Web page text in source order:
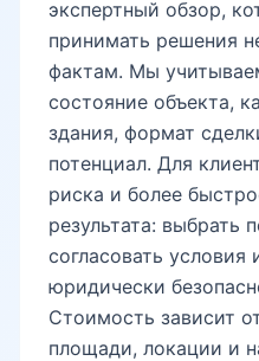
экспертный обзор,
принимать решения
фактам. Мы
состояние объекта,
здания, формат
потенциал. Для
риска и более
результата: выбрать
согласовать условия
юридически
Стоимость зависит
площади, локации и